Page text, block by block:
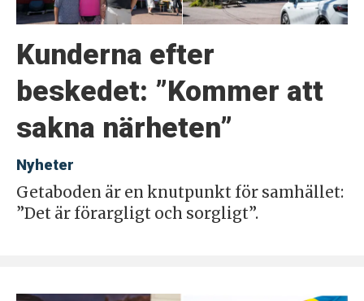
Kunderna efter
beskedet: ”Kommer att
sakna närheten”
Nyheter
Getaboden är en knutpunkt för samhället:
”Det är förargligt och sorgligt”.